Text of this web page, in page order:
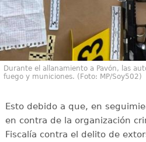
Durante el allanamiento a Pavón, las
fuego y municiones. (Foto: MP/Soy502)
Esto debido a que, en
en contra de la organización
Fiscalía contra el delito de